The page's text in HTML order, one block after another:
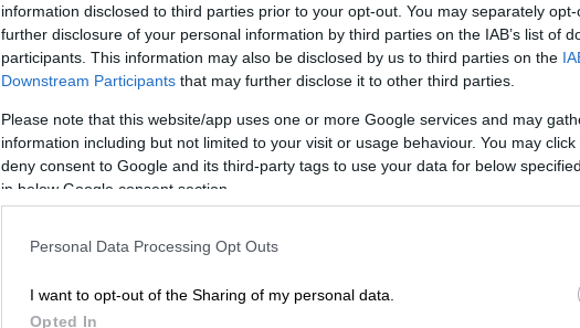
information disclosed to third parties prior to your opt-out. You may separately
further disclosure of your personal information by third parties on the IAB’s list of
participants. This information may also be disclosed by us to third parties on the
Downstream Participants that may further disclose it to other third parties.
Please note that this website/app uses one or more Google services and may
information including but not limited to your visit or usage behaviour. You may
deny consent to Google and its third-party tags to use your data for below
in below Google consent section.
Personal Data Processing Opt Outs
I want to opt-out of the Sharing of my personal data.
Opted In
Σινεμά 13.08.2025 05:00
Deliver Me From Nowhere: Η
βιογραφική ταινία για τον Μπρους
Σπρίνγκστιν στο Φεστιβάλ
Κινηματογράφου της Νέας Υόρκης
πρεμιέρα στις ελληνικές αίθουσες